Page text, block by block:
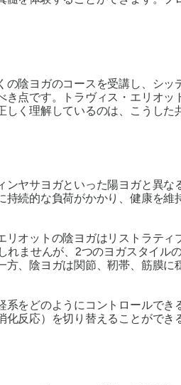
陰ヨガのコースを受講し、シ
点です。トラヴィス・エリオ
く理解しているのは、こうした
ヤサヨガといった陽ヨガと異な
続的な負荷がかかり、健康を維
オットの陰ヨガはリストラティ
ませんが、2つのヨガスタイル
、陰ヨガは関節、靭帯、筋膜に
をどのようにコントロールでき
反応）を切り替えることができ